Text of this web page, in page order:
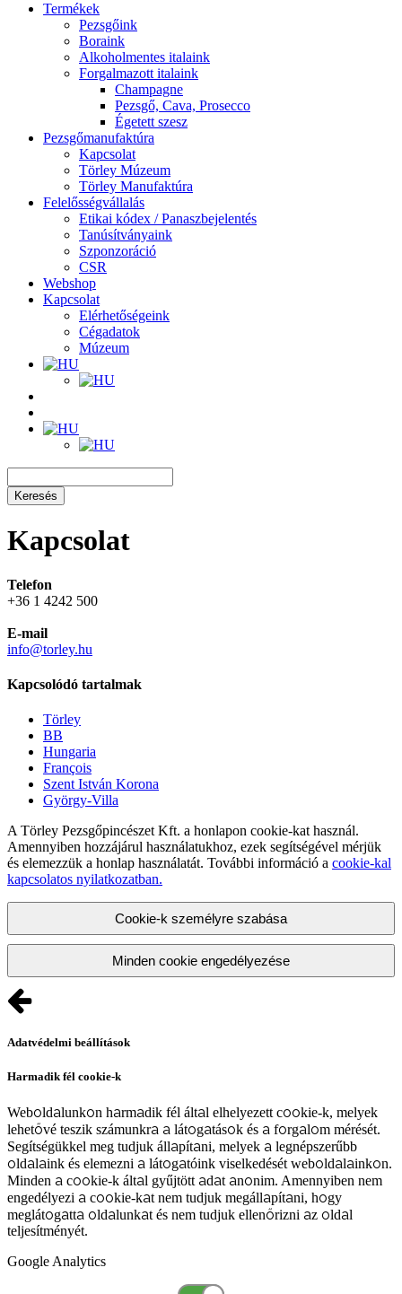
Termékek
Pezsgőink
Boraink
Alkoholmentes italaink
Forgalmazott italaink
Champagne
Pezsgő, Cava, Prosecco
Égetett szesz
Pezsgőmanufaktúra
Kapcsolat
Törley Múzeum
Törley Manufaktúra
Felelősségvállalás
Etikai kódex / Panaszbejelentés
Tanúsítványaink
Szponzoráció
CSR
Webshop
Kapcsolat
Elérhetőségeink
Cégadatok
Múzeum
Keresés
Kapcsolat
Telefon
+36 1 4242 500
E-mail
info@torley.hu
Kapcsolódó tartalmak
Törley
BB
Hungaria
François
Szent István Korona
György-Villa
A Törley Pezsgőpincészet Kft. a honlapon cookie-kat használ.
Amennyiben hozzájárul használatukhoz, ezek segítségével mérjük
és elemezzük a honlap használatát. További információ a cookie-kal
kapcsolatos nyilatkozatban.
Cookie-k személyre szabása
Minden cookie engedélyezése
Adatvédelmi beállítások
Harmadik fél cookie-k
Weboldalunkon harmadik fél által elhelyezett cookie-k, melyek
lehetővé teszik számunkra a látogatások és a forgalom mérését.
Segítségükkel meg tudjuk állapítani, melyek a legnépszerűbb
oldalaink és elemezni a látogatóink viselkedését weboldalainkon.
Minden a cookie-k által gyűjtött adat anonim. Amennyiben nem
engedélyezi a cookie-kat nem tudjuk megállapítani, hogy
meglátogatta oldalunkat és nem tudjuk ellenőrizni az oldal
teljesítményét.
Google Analytics